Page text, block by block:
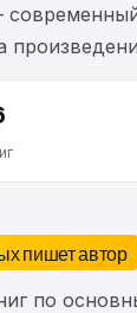
пишет автор
по